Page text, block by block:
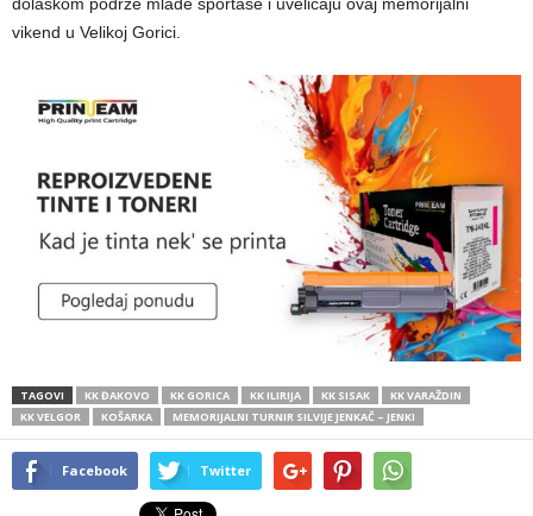
dolaskom podrže mlade sportaše i uveličaju ovaj memorijalni
vikend u Velikoj Gorici.
TAGOVI KK ĐAKOVO KK GORICA KK ILIRIJA KK SISAK
KK VARAŽDIN
KK VELGOR
KOŠARKA MEMORIJALNI TURNIR SILVIJE JENKAČ – JENKI
Facebook Twitter